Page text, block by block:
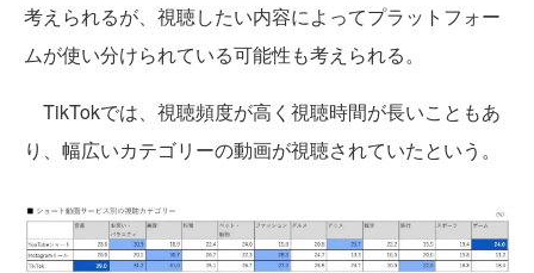
考えられるが、視聴したい内容によってプラットフォー
ムが使い分けられている可能性も考えられる。
TikTokでは、視聴頻度が高く視聴時間が長いこともあ
り、幅広いカテゴリーの動画が視聴されていたという。